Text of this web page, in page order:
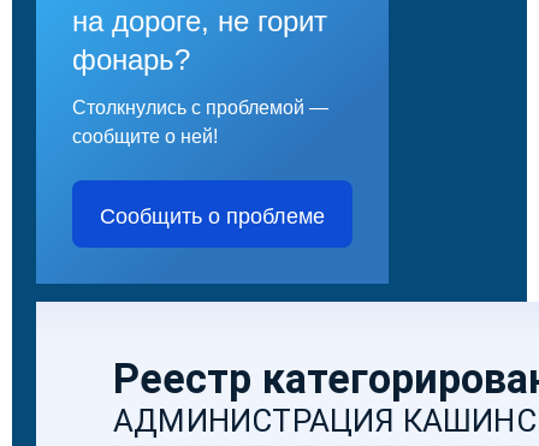
на дороге, не горит
фонарь?
Столкнулись с проблемой —
сообщите о ней!
Сообщить о проблеме